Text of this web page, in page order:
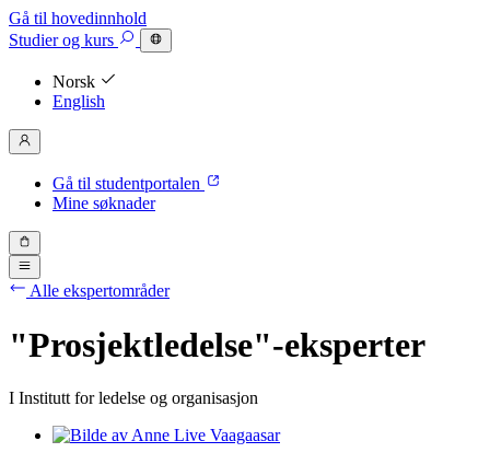
Gå til hovedinnhold
Studierog kurs
Norsk
English
Gå til studentportalen
Mine søknader
Alle ekspertområder
"Prosjektledelse"-eksperter
I Institutt for ledelse og organisasjon